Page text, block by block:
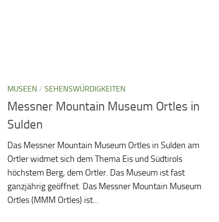
MUSEEN / SEHENSWÜRDIGKEITEN
Messner Mountain Museum Ortles in
Sulden
Das Messner Mountain Museum Ortles in Sulden am
Ortler widmet sich dem Thema Eis und Südtirols
höchstem Berg, dem Ortler. Das Museum ist fast
ganzjährig geöffnet. Das Messner Mountain Museum
Ortles (MMM Ortles) ist...